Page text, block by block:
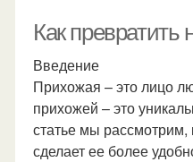
Как
Введение
Прихожая – это лицо
прихожей – это
статье мы рассмотрим,
сделает ее более